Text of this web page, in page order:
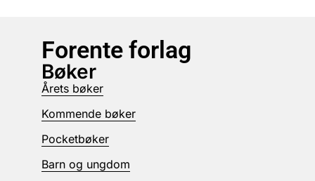
Forente forlag
Bøker
Årets bøker
Kommende bøker
Pocketbøker
Barn og ungdom